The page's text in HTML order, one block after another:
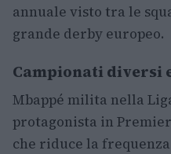
annuale visto tra le
grande derby europeo.
Campionati diversi
Mbappé milita nella
protagonista in
che riduce la